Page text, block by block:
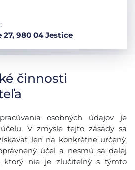
27, 980 04 Jestice
činnosti
osobných údajov je
V zmysle tejto zásady sa
len na konkrétne určený,
účel a nesmú sa ďalej
ktorý nie je zlučiteľný s týmto